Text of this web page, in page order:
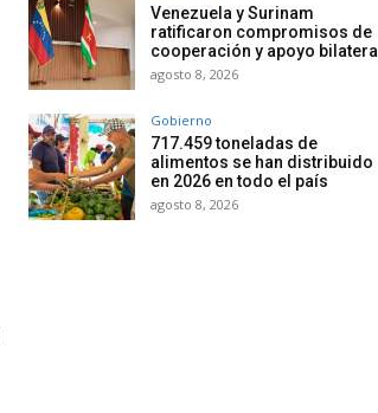
Venezuela y Surinam
ratificaron compromisos de
cooperación y apoyo bilateral
agosto 8, 2026
Gobierno
717.459 toneladas de
alimentos se han distribuido
en 2026 en todo el país
agosto 8, 2026